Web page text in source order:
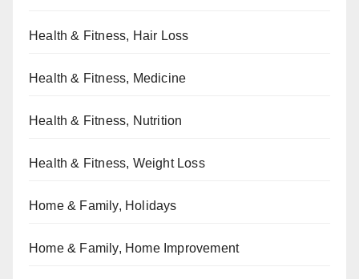
Health & Fitness, Hair Loss
Health & Fitness, Medicine
Health & Fitness, Nutrition
Health & Fitness, Weight Loss
Home & Family, Holidays
Home & Family, Home Improvement